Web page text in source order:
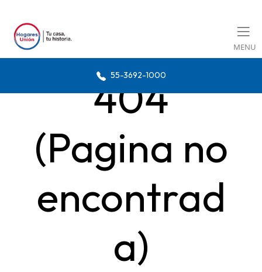
MENU
55-3692-1000
404
(Pagina no
encontrad
a)